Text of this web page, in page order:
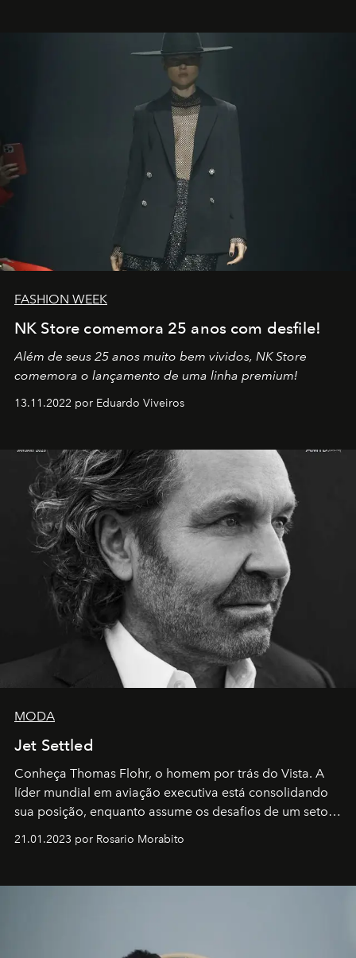
por propósitos, com um claro senso de missão na vida e
FASHION WEEK
NK Store comemora 25 anos com desfile!
Além de seus 25 anos muito bem vividos, NK Store
comemora o lançamento de uma linha premium!
13.11.2022 por Eduardo Viveiros
MODA
Jet Settled
Conheça Thomas Flohr, o homem por trás do Vista. A
líder mundial em aviação executiva está consolidando
sua posição, enquanto assume os desafios de um setor
21.01.2023 por Rosario Morabito